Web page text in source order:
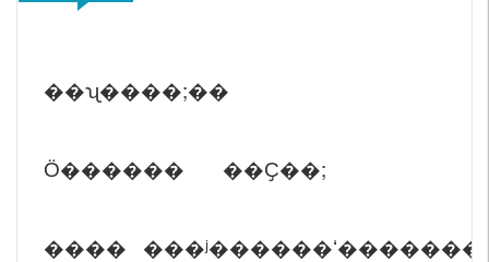
��ʯ����;��
Ӧ������ ��Ҫ��;
����